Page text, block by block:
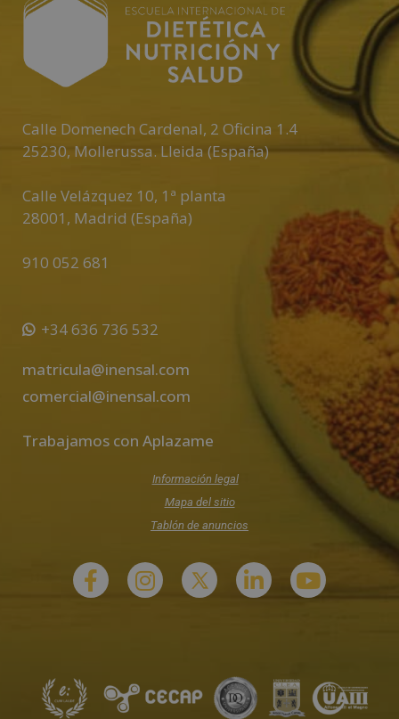
Calle Domenech Cardenal, 2 Oficina 1.4
25230, Mollerussa. Lleida (España)
Calle Velázquez 10, 1ª planta
28001 , Madrid (España)
910 052 681
+34 636 736 532
matricula@inensal.com
comercial@inensal.com
Trabajamos con Aplazame
Información legal
Mapa del sitio
Tablón de anuncios